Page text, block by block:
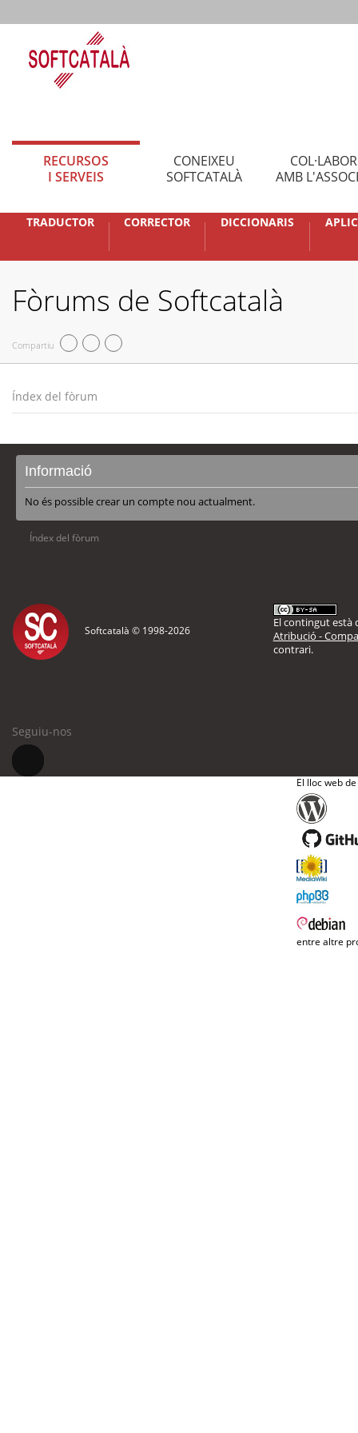
RECURSOS
I SERVEIS
CONEIXEU
SOFTCATALÀ
AMB
TRADUCTOR CORRECTOR DICCIONARIS
Fòrums de Softcatalà
Compartiu
Índex del fòrum
Informació
No és possible crear un compte nou actualment.
Índex del fòrum
Softcatalà © 1998-2026
El contingut està
Atribució -
contrari.
Seguiu-nos
El lloc web
entre altre